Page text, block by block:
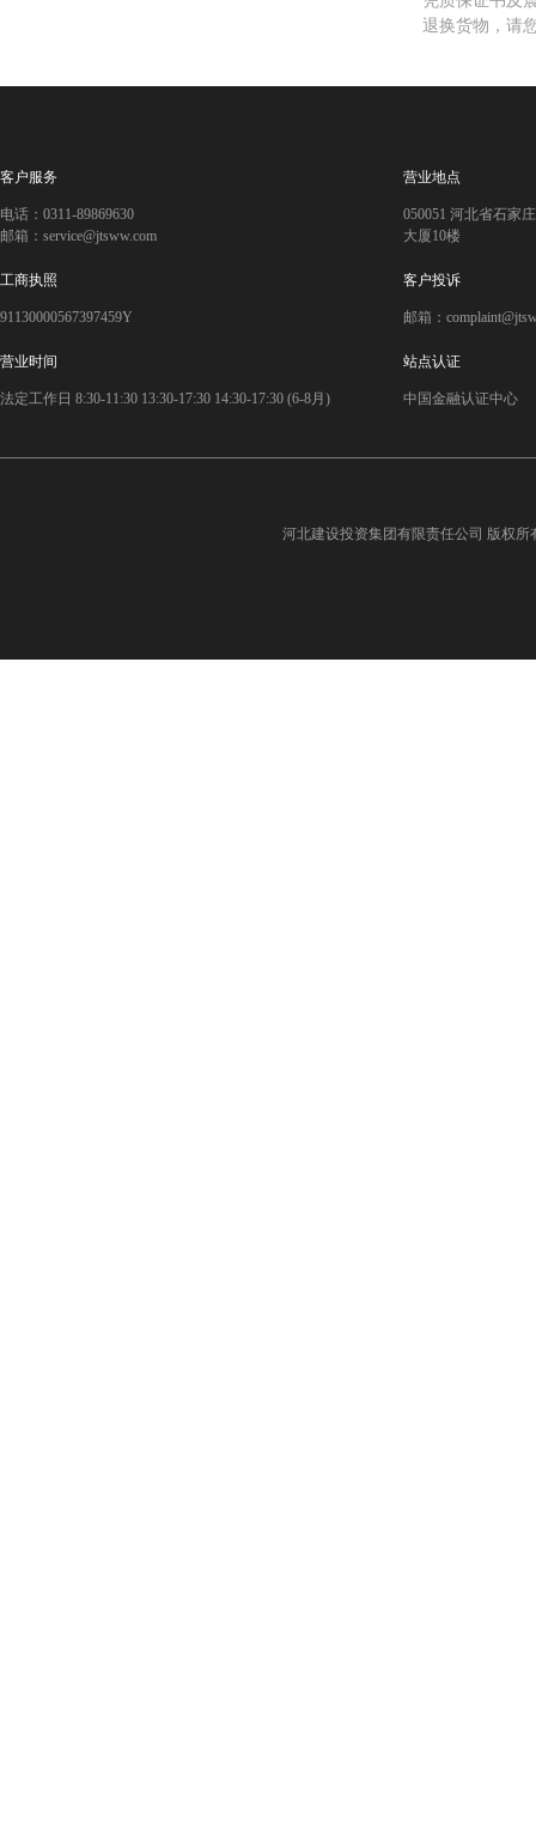
退换货物，请
客户服务
电话：0311-89869630
邮箱：service@jtsww.com
营业地点
050051 河北省石家
大厦10楼
工商执照
91130000567397459Y
客户投诉
邮箱：
营业时间
法定工作日 8:30-11:30 13:30-17:30 14:30-17:30 (6-8月)
站点认证
中国金融认证中心
河北建设投资集团有限责任公司 版权所